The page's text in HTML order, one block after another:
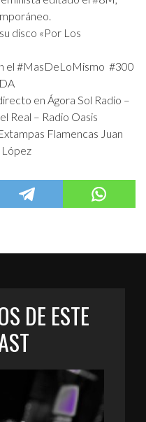
disco «Por Los
el #MasDeLoMismo #300
en Ágora Sol Radio –
Real – Radio Oasis
Flamencas Juan
DE ESTE